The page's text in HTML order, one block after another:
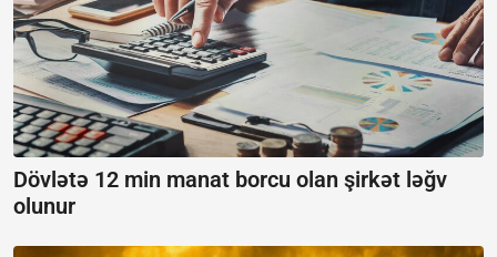
Dövlətə 12 min manat borcu olan şirkət ləğv
olunur